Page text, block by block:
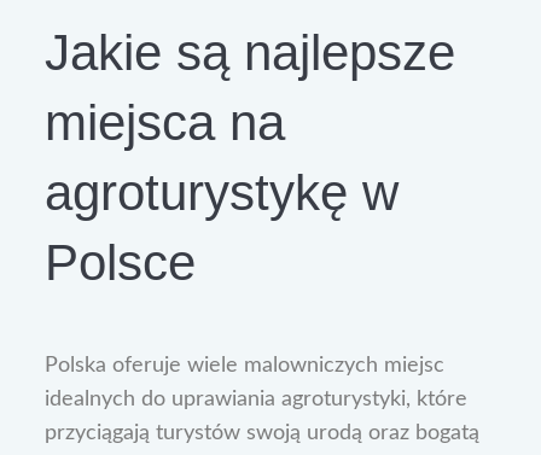
Jakie są najlepsze
miejsca na
agroturystykę w
Polsce
Polska oferuje wiele malowniczych miejsc
idealnych do uprawiania agroturystyki, które
przyciągają turystów swoją urodą oraz bogatą